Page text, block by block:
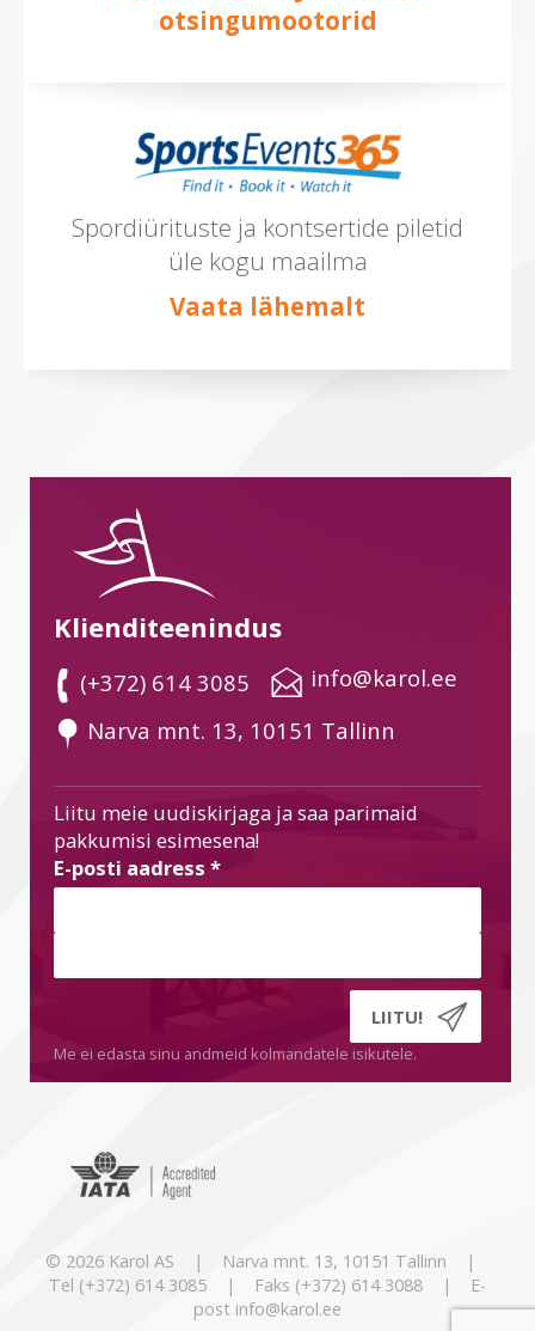
otsingumootorid
Spordiürituste ja kontsertide piletid
üle kogu maailma
Vaata lähemalt
Klienditeenindus
(+372) 614 3085
info@karol.ee
Narva mnt. 13, 10151 Tallinn
Liitu meie uudiskirjaga ja saa parimaid
pakkumisi esimesena!
E-posti aadress *
Me ei edasta sinu andmeid kolmandatele isikutele.
© 2026 Karol AS | Narva mnt. 13, 10151 Tallinn |
Tel (+372) 614 3085 | Faks (+372) 614 3088 | E-
post info@karol.ee